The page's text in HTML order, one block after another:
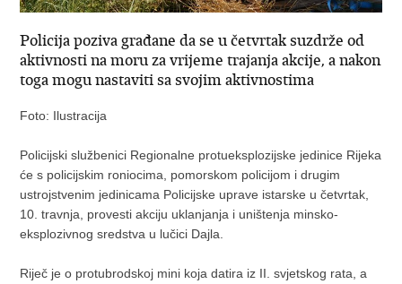
Policija poziva građane da se u četvrtak suzdrže od
aktivnosti na moru za vrijeme trajanja akcije, a nakon
toga mogu nastaviti sa svojim aktivnostima
Foto: Ilustracija
Policijski službenici Regionalne protueksplozijske jedinice Rijeka
će s policijskim roniocima, pomorskom policijom i drugim
ustrojstvenim jedinicama Policijske uprave istarske u četvrtak,
10. travnja, provesti akciju uklanjanja i uništenja minsko-
eksplozivnog sredstva u lučici Dajla.
Riječ je o protubrodskoj mini koja datira iz II. svjetskog rata, a